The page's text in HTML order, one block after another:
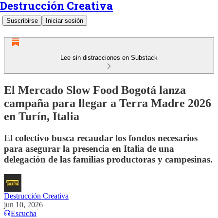
Destrucción Creativa
Suscribirse Iniciar sesión
Lee sin distracciones en Substack
El Mercado Slow Food Bogotá lanza
campaña para llegar a Terra Madre 2026
en Turín, Italia
El colectivo busca recaudar los fondos necesarios
para asegurar la presencia en Italia de una
delegación de las familias productoras y campesinas.
Destrucción Creativa
jun 10, 2026
Escucha